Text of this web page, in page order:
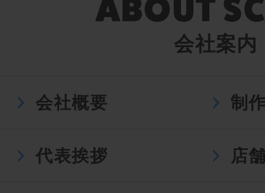
会社案内
会社概要 制
代表挨拶 店